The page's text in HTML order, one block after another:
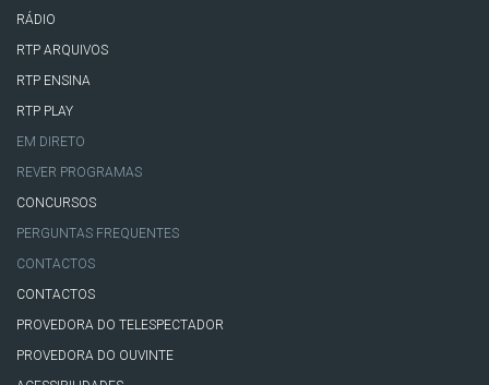
RÁDIO
RTP ARQUIVOS
RTP ENSINA
RTP PLAY
EM DIRETO
REVER PROGRAMAS
CONCURSOS
PERGUNTAS FREQUENTES
CONTACTOS
CONTACTOS
PROVEDORA DO TELESPECTADOR
PROVEDORA DO OUVINTE